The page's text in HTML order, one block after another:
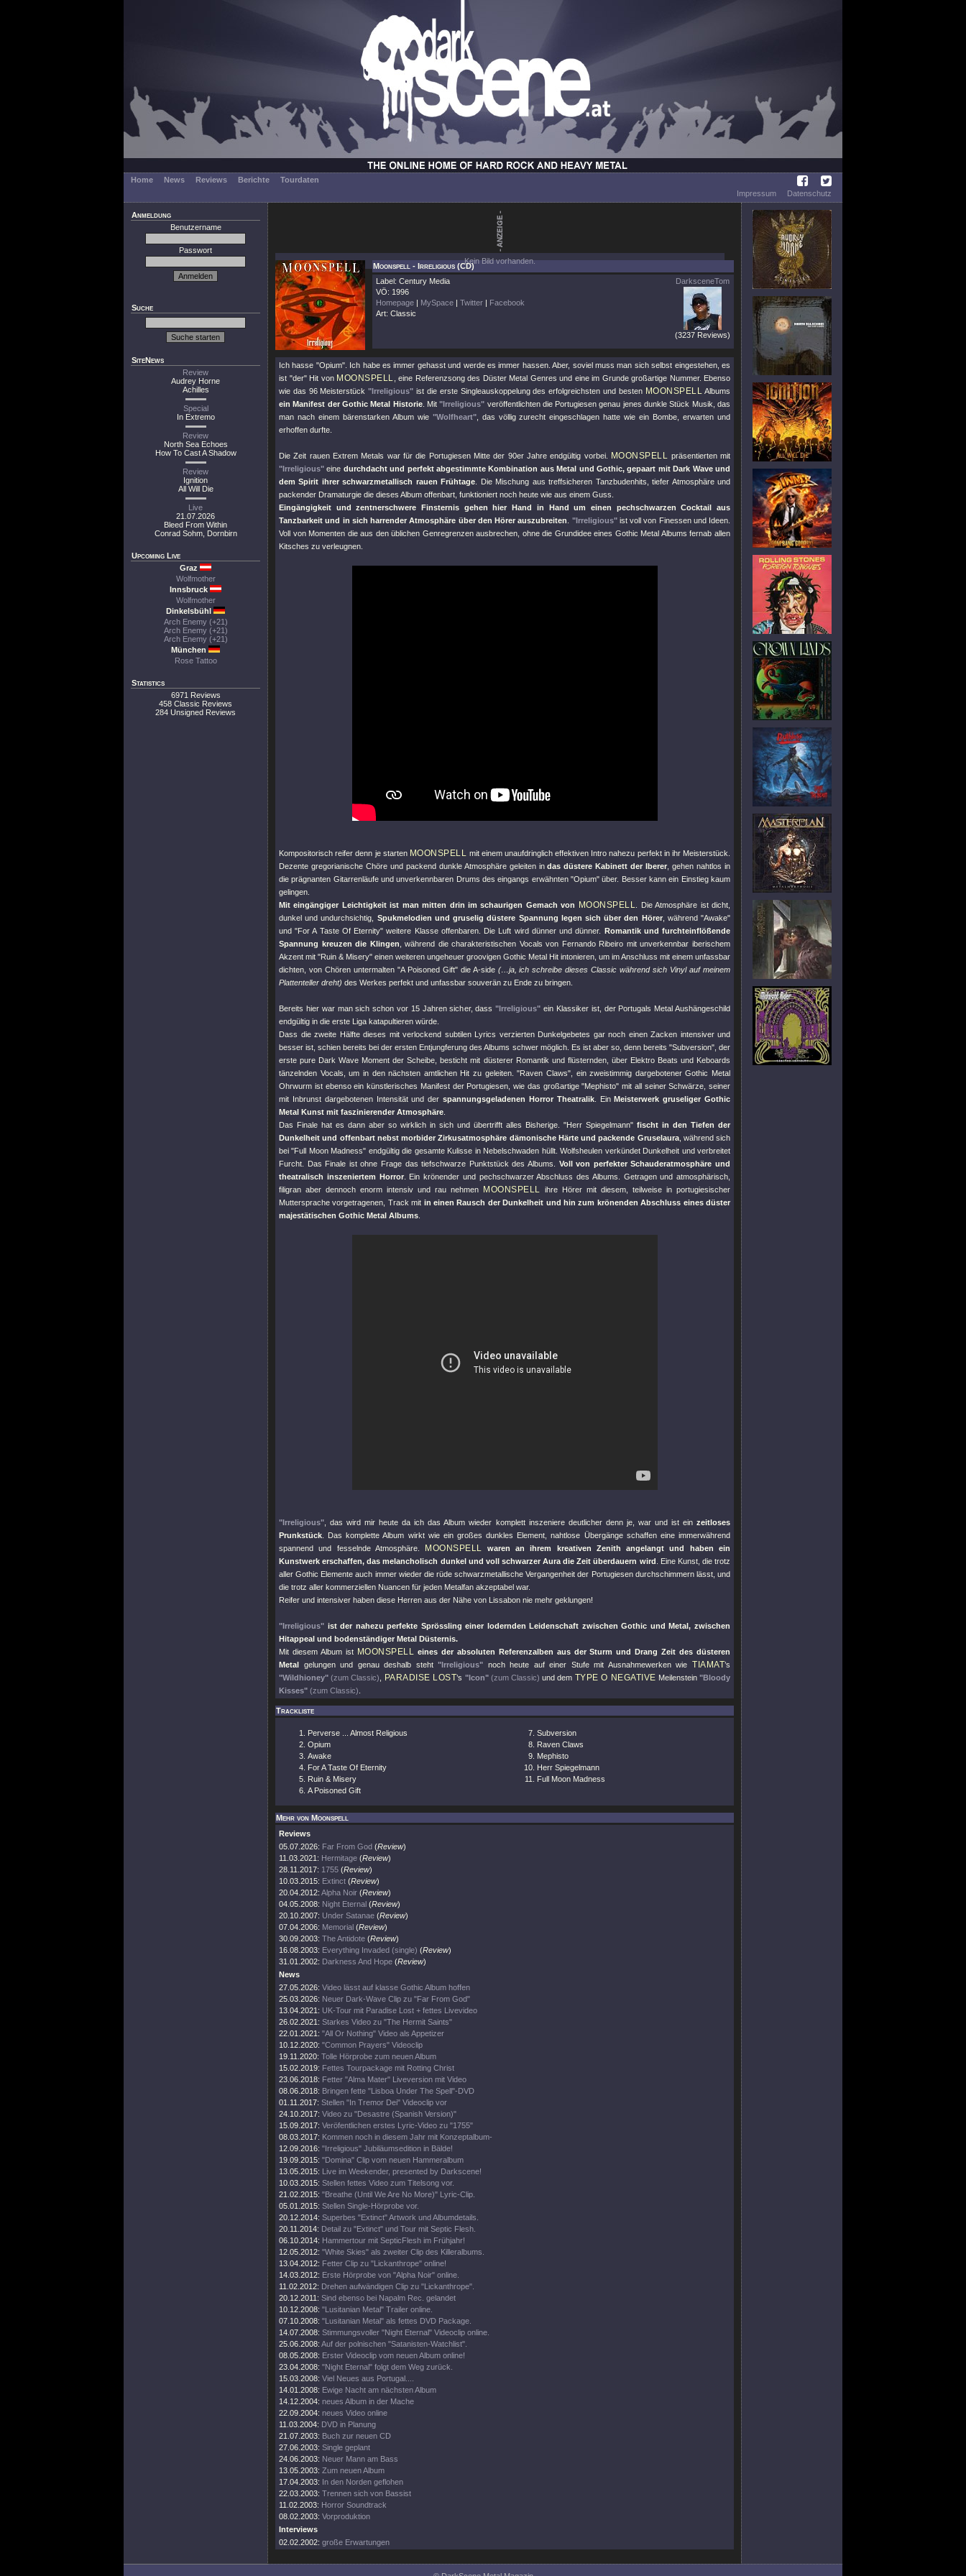
Home News Reviews Berichte
Tourdaten
Impressum
Datenschutz
Anmeldung
Benutzername
Passwort
Suche
SiteNews
Review
Audrey Horne
Achilles
Special
In Extremo
Review
North Sea Echoes
How To Cast A Shadow
Review
Ignition
All Will Die
Live
21.07.2026
Bleed From Within
Conrad Sohm, Dornbirn
Upcoming Live
Graz
Wolfmother
Innsbruck
Wolfmother
Dinkelsbühl
Arch Enemy (+21)
Arch Enemy (+21)
Arch Enemy (+21)
München
Rose Tattoo
Statistics
6971 Reviews
458 Classic Reviews
284 Unsigned Reviews
Kein Bild vorhanden.
Moonspell - Irreligious (CD)
Label: Century Media
VÖ: 1996
Homepage | MySpace | Twitter | Facebook
Art: Classic
DarksceneTom
(3237 Reviews)
Ich hasse "Opium". Ich habe es immer gehasst und werde es immer hassen. Aber, soviel muss man sich selbst eingestehen, es
ist "der"Hit von MOONSPELL , eine Referenzsong des Düster Metal Genres und eine im Grunde großartige Nummer. Ebenso
wie das 96 Meisterstück"Irreligious" ist die erste Singleauskoppelung des erfolgreichsten und besten MOONSPELL Albums
ein Manifest der Gothic Metal Historie. Mit"Irreligious" veröffentlichten die Portugiesen genau jenes dunkle Stück Musik, das
man nach einem bärenstarken Album wie "Wolfheart", das völlig zurecht eingeschlagen hatte wie ein Bombe, erwarten und
erhoffen durfte.
Die Zeit rauen Extrem Metals war für die Portugiesen Mitte der 90er Jahre endgültig vorbei. MOONSPELL präsentierten mit
"Irreligious" eine durchdacht und perfekt abgestimmte Kombination aus Metal und Gothic, gepaart mit Dark Wave und
dem Spirit ihrer schwarzmetallisch rauen Frühtage . Die Mischung aus treffsicheren Tanzbudenhits, tiefer Atmosphäre und
packender Dramaturgie die dieses Album offenbart, funktioniert noch heute wie aus einem Guss.
Eingängigkeit und zentnerschwere Finsternis gehen hier Hand in Hand um einen pechschwarzen Cocktail aus
Tanzbarkeit und in sich harrender Atmosphäre über den Hörer auszubreiten
"Irreligious"ist voll von Finessen und Ideen.
Voll von Momenten die aus den üblichen Genregrenzen ausbrechen, ohne die Grundidee eines Gothic Metal Albums fernab allen
Kitsches zu verleugnen.
Kompositorisch reifer denn je starten MOONSPELL mit einem unaufdringlich effektiven Intro nahezu perfekt in ihr Meisterstück.
Dezente gregorianische Chöre und packend dunkle Atmosphäre geleiten indas düstere Kabinett der Iberer , gehen nahtlos in
die prägnanten Gitarrenläufe und unverkennbaren Drums des eingangs erwähnten "Opium" über. Besser kann ein Einstieg kaum
gelingen.
Mit eingängiger Leichtigkeit ist man mitten drin im schaurigen Gemach von
MOONSPELL . Die Atmosphäre ist dicht,
dunkel und undurchsichtig, Spukmelodien und gruselig düstere Spannung legen sich über den Hörer, während"Awake"
und"For A Taste Of Eternity" weitere Klasse offenbaren. Die Luft wird dünner und dünner. Romantik und furchteinflößende
Spannung kreuzen die Klingen , während die charakteristischen Vocals von Fernando Ribeiro mit unverkennbar iberischem
Akzent mit "Ruin & Misery" einen weiteren ungeheuer groovigen Gothic Metal Hit intonieren, um im Anschluss mit einem unfassbar
dichten, von Chören untermalten "A Poisoned Gift"die A-side (…ja, ich schreibe dieses Classic während sich Vinyl auf meinem
Plattenteller dreht) des Werkes perfekt und unfassbar souverän zu Ende zu bringen.
Bereits hier war man sich schon vor 15 Jahren sicher, dass"Irreligious" ein Klassiker ist, der Portugals Metal Aushängeschild
endgültig in die erste Liga katapultieren würde.
Dass die zweite Hälfte dieses mit verlockend subtilen Lyrics verzierten Dunkelgebetes gar noch einen Zacken intensiver und
besser ist, schien bereits bei der ersten Entjungferung des Albums schwer möglich. Es ist aber so, denn bereits "Subversion", der
erste pure Dark Wave Moment der Scheibe, besticht mit düsterer Romantik und flüsternden, über Elektro Beats und Keboards
tänzelnden Vocals, um in den nächsten amtlichen Hit zu geleiten."Raven Claws", ein zweistimmig dargebotener Gothic Metal
Ohrwurm ist ebenso ein künstlerisches Manifest der Portugiesen, wie das großartige"Mephisto" mit all seiner Schwärze, seiner
mit Inbrunst dargebotenen Intensität und der spannungsgeladenen Horror Theatralik. EinMeisterwerk gruseliger Gothic
Metal Kunst mit faszinierender Atmosphäre
Das Finale hat es dann aber so wirklich in sich und übertrifft alles Bisherige. "Herr Spiegelmann" fischt in den Tiefen der
Dunkelheit und offenbart nebst morbider Zirkusatmosphäre dämonische Härte und packende Gruselaura, während sich
bei"Full Moon Madness" endgültig die gesamte Kulisse in Nebelschwaden hüllt. Wolfsheulen verkündet Dunkelheit und verbreitet
Furcht. Das Finale ist ohne Frage das tiefschwarze Punktstück des Albums. Voll von perfekter Schauderatmosphäre und
theatralisch inszeniertem Horror. Ein krönender und pechschwarzer Abschluss des Albums. Getragen und atmosphärisch,
filigran aber dennoch enorm intensiv und rau nehmen
MOONSPELL ihre Hörer mit diesem, teilweise in portugiesischer
Muttersprache vorgetragenen, Track mit in einen Rausch der Dunkelheit und hin zum krönenden Abschluss eines düster
majestätischen Gothic Metal Albums
"Irreligious" , das wird mir heute da ich das Album wieder komplett inszeniere deutlicher denn je, war und ist ein zeitloses
Prunkstück . Das komplette Album wirkt wie ein großes dunkles Element, nahtlose Übergänge schaffen eine immerwährend
spannend und fesselnde Atmosphäre.
MOONSPELL
waren an ihrem kreativen Zenith angelangt und haben ein
Kunstwerk erschaffen, das melancholisch dunkel und voll schwarzer Aura die Zeit überdauern wird . Eine Kunst, die trotz
aller Gothic Elemente auch immer wieder die rüde schwarzmetallische Vergangenheit der Portugiesen durchschimmern lässt, und
die trotz aller kommerziellen Nuancen für jeden Metalfan akzeptabel war.
Reifer und intensiver haben diese Herren aus der Nähe von Lissabon nie mehr geklungen!
"Irreligious" ist der nahezu perfekte Sprössling einer lodernden Leidenschaft zwischen Gothic und Metal, zwischen
Hitappeal und bodenständiger Metal Düsternis.
Mit diesem Album ist MOONSPELL eines der absoluten Referenzalben aus der Sturm und Drang Zeit des düsteren
Metal gelungen und genau deshalb steht"Irreligious" noch heute auf einer Stufe mit Ausnahmewerken wieTIAMAT’s
"Wildhioney" (zum Classic) PARADISE LOST’s "Icon" (zum Classic) und dem TYPE O NEGATIVE Meilenstein"Bloody
Kisses" (zum Classic)
Trackliste
Perverse ... Almost Religious
Opium
Awake
For A Taste Of Eternity
Ruin & Misery
A Poisoned Gift
Subversion
Raven Claws
Mephisto
Herr Spiegelmann
Full Moon Madness
Mehr von Moonspell
Reviews
05.07.2026: Far From God (Review)
11.03.2021: Hermitage (Review)
28.11.2017: 1755 (Review)
10.03.2015: Extinct (Review)
20.04.2012: Alpha Noir (Review)
04.05.2008: Night Eternal (Review)
20.10.2007: Under Satanae (Review)
07.04.2006: Memorial (Review)
30.09.2003: The Antidote (Review)
16.08.2003: Everything Invaded (single) (Review)
31.01.2002: Darkness And Hope (Review)
News
27.05.2026: Video lässt auf klasse Gothic Album hoffen
25.03.2026: Neuer Dark-Wave Clip zu "Far From God"
13.04.2021: UK-Tour mit Paradise Lost + fettes Livevideo
26.02.2021: Starkes Video zu "The Hermit Saints"
22.01.2021: "All Or Nothing" Video als Appetizer
10.12.2020: "Common Prayers" Videoclip
19.11.2020: Tolle Hörprobe zum neuen Album
15.02.2019: Fettes Tourpackage mit Rotting Christ
23.06.2018: Fetter "Alma Mater" Liveversion mit Video
08.06.2018: Bringen fette "Lisboa Under The Spell"-DVD
01.11.2017: Stellen "In Tremor Dei" Videoclip vor
24.10.2017: Video zu "Desastre (Spanish Version)"
15.09.2017: Veröfentlichen erstes Lyric-Video zu "1755"
08.03.2017: Kommen noch in diesem Jahr mit Konzeptalbum-
12.09.2016: "Irreligious" Jubiläumsedition in Bälde!
19.09.2015: "Domina" Clip vom neuen Hammeralbum
13.05.2015: Live im Weekender, presented by Darkscene!
10.03.2015: Stellen fettes Video zum Titelsong vor.
21.02.2015: "Breathe (Until We Are No More)" Lyric-Clip.
05.01.2015: Stellen Single-Hörprobe vor.
20.12.2014: Superbes "Extinct" Artwork und Albumdetails.
20.11.2014: Detail zu "Extinct" und Tour mit Septic Flesh.
06.10.2014: Hammertour mit SepticFlesh im Frühjahr!
12.05.2012: "White Skies" als zweiter Clip des Killeralbums.
13.04.2012: Fetter Clip zu "Lickanthrope" online!
14.03.2012: Erste Hörprobe von "Alpha Noir" online.
11.02.2012: Drehen aufwändigen Clip zu "Lickanthrope".
20.12.2011: Sind ebenso bei Napalm Rec. gelandet
10.12.2008: "Lusitanian Metal" Trailer online.
07.10.2008: "Lusitanian Metal" als fettes DVD Package.
14.07.2008: Stimmungsvoller "Night Eternal" Videoclip online.
25.06.2008: Auf der polnischen "Satanisten-Watchlist".
08.05.2008: Erster Videoclip vom neuen Album online!
23.04.2008: "Night Eternal" folgt dem Weg zurück.
15.03.2008: Viel Neues aus Portugal....
14.01.2008: Ewige Nacht am nächsten Album
14.12.2004: neues Album in der Mache
22.09.2004: neues Video online
11.03.2004: DVD in Planung
21.07.2003: Buch zur neuen CD
27.06.2003: Single geplant
24.06.2003: Neuer Mann am Bass
13.05.2003: Zum neuen Album
17.04.2003: In den Norden geflohen
22.03.2003: Trennen sich von Bassist
11.02.2003: Horror Soundtrack
08.02.2003: Vorproduktion
Interviews
02.02.2002: große Erwartungen